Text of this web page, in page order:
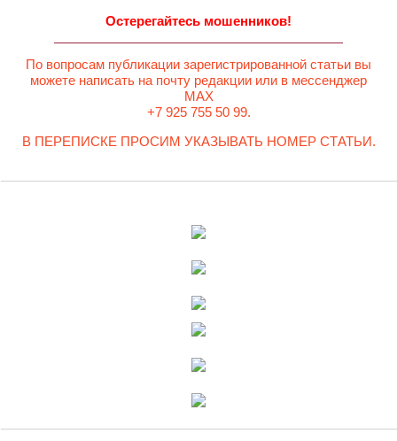
Остерегайтесь мошенников!
По вопросам публикации зарегистрированной статьи вы
можете написать на почту редакции или в мессенджер
MAX
+7 925 755 50 99.
В ПЕРЕПИСКЕ ПРОСИМ УКАЗЫВАТЬ НОМЕР СТАТЬИ.